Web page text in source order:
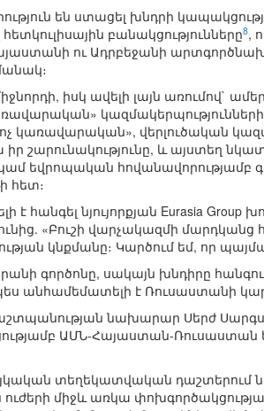
են ստացել խնդրի
բանակցությունները8,
ու Ադրբեջանի
իսկ ավելի լայն առումով`
կառավարական», վերլուծական
իր շարունակությունը, և այստեղ
կամ եվրոպական
հետ։
հանգել նյույորքյան Eurasia Group
«Բուշի վարչակազմի մարդկանց
կնքմանը։ Կարծում եմ, որ
գործոնը, սակայն խնդիրը
անհամեմատելի է Ռուսաստանի
նախարար Սերժ
ԱՄՆ-Հայաստան-Ռուսաստան
տեղեկատվական
միջև առկա